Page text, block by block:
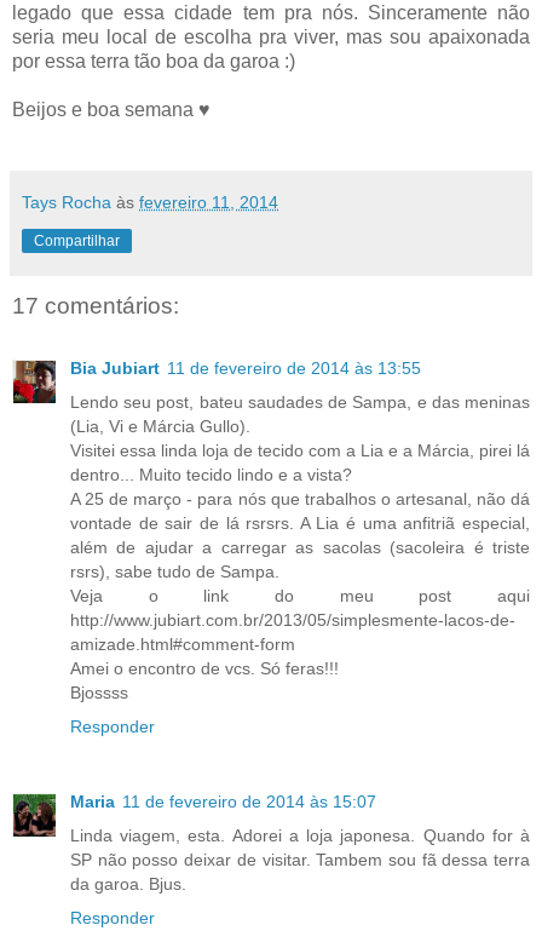
legado que essa cidade tem pra nós. Sinceramente não
seria meu local de escolha pra viver, mas sou apaixonada
por essa terra tão boa da garoa :)
Beijos e boa semana ♥
Tays Rocha às fevereiro 11, 2014
Compartilhar
17 comentários:
Bia Jubiart 11 de fevereiro de 2014 às 13:55
Lendo seu post, bateu saudades de Sampa, e das meninas
(Lia, Vi e Márcia Gullo).
Visitei essa linda loja de tecido com a Lia e a Márcia, pirei lá
dentro... Muito tecido lindo e a vista?
A 25 de março - para nós que trabalhos o artesanal, não dá
vontade de sair de lá rsrsrs. A Lia é uma anfitriã especial,
além de ajudar a carregar as sacolas (sacoleira é triste
rsrs), sabe tudo de Sampa.
Veja o link do meu post aqui
http://www.jubiart.com.br/2013/05/simplesmente-lacos-de-
amizade.html#comment-form
Amei o encontro de vcs. Só feras!!!
Bjossss
Responder
Maria 11 de fevereiro de 2014 às 15:07
Linda viagem, esta. Adorei a loja japonesa. Quando for à
SP não posso deixar de visitar. Tambem sou fã dessa terra
da garoa. Bjus.
Responder